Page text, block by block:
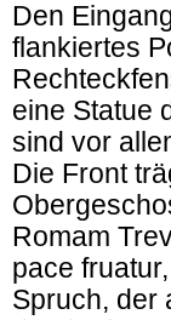
Den
flankiertes
eine Statue
sind vor
Die Front
Romam
pace
Spruch, der